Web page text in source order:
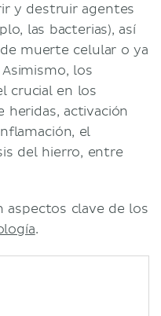
y destruir agentes
las bacterias), así
muerte celular o ya
los
crucial en los
heridas, activación
el
del hierro, entre
aspectos clave de los
.